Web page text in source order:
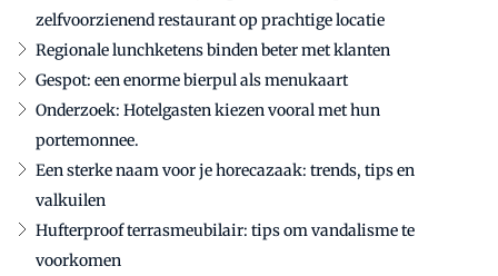
zelfvoorzienend restaurant op prachtige locatie
Regionale lunchketens binden beter met klanten
Gespot: een enorme bierpul als menukaart
Onderzoek: Hotelgasten kiezen vooral met hun
portemonnee.
Een sterke naam voor je horecazaak: trends, tips en
valkuilen
Hufterproof terrasmeubilair: tips om vandalisme te
voorkomen